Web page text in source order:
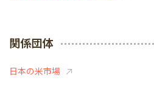
関係団体
日本の米市場